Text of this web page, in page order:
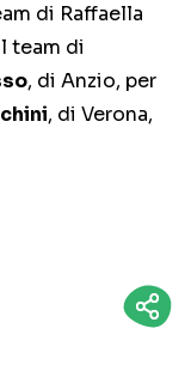
di Raffaella
team di
, di Anzio, per
, di Verona,